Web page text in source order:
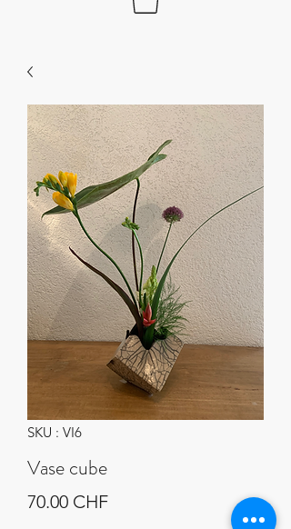
SKU : VI6
Vase cube
70.00 CHFPrix